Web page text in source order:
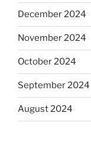
December 2024
November 2024
October 2024
September 2024
August 2024